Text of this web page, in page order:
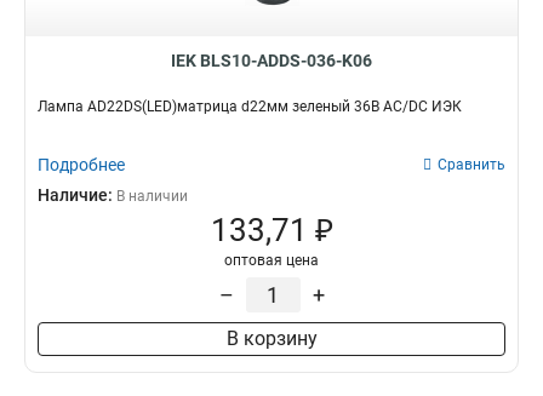
IEK BLS10-ADDS-036-K06
Лампа AD22DS(LED)матрица d22мм зеленый 36В AC/DC ИЭК
Подробнее Сравнить
Наличие: В наличии
133,71 ₽
оптовая цена
– +
В корзину